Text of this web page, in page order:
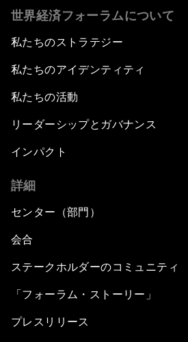
世界経済フォーラムについて
私たちのストラテジー
私たちのアイデンティティ
私たちの活動
リーダーシップとガバナンス
インパクト
詳細
センター（部門）
会合
ステークホルダーのコミュニティ
「フォーラム・ストーリー」
プレスリリース